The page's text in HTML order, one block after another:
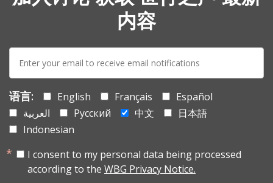
内容
mail:
语言: English Français
Español
العربية
Русский 中文
日本語
Indonesian
I consent to my personal data being processed
according to the WBG Privacy Notice.